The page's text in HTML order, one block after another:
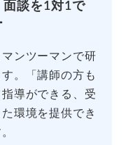
面談を1対1で
ンツーマンで研
。「講師の方も
導ができる、受
環境を提供でき